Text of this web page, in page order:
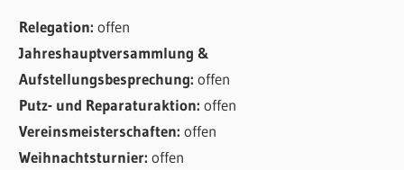
Relegation:offen
Jahreshauptversammlung &
Aufstellungsbesprechung:offen
Putz- und Reparaturaktion:offen
Vereinsmeisterschaften:offen
Weihnachtsturnier:offen